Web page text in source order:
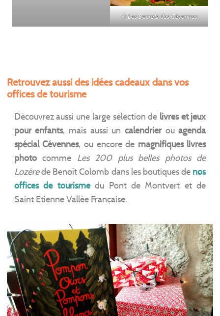
© Les Secrets des Cévennes
Retrouvez aussi des idées cadeaux dans vos
offices de tourisme
Découvrez aussi une large sélection de livres et jeux
pour enfants, mais aussi un calendrierouagenda
spécial Cévennes, ou encore de magnifiques livres
photocomme Les 200 plus belles photos de
Lozèrede Benoît Colomb dans les boutiques de nos
offices de tourismedu Pont de Montvert et de
Saint Etienne Vallée Française.